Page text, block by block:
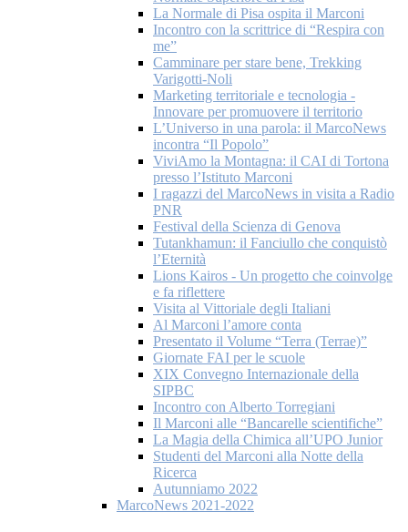
La Normale di Pisa ospita il Marconi
Incontro con la scrittrice di “Respira con
me”
Camminare per stare bene, Trekking
Varigotti-Noli
Marketing territoriale e tecnologia -
Innovare per promuovere il territorio
L’Universo in una parola: il MarcoNews
incontra “Il Popolo”
ViviAmo la Montagna: il CAI di Tortona
presso l’Istituto Marconi
I ragazzi del MarcoNews in visita a Radio
PNR
Festival della Scienza di Genova
Tutankhamun: il Fanciullo che conquistò
l’Eternità
Lions Kairos - Un progetto che coinvolge
e fa riflettere
Visita al Vittoriale degli Italiani
Al Marconi l’amore conta
Presentato il Volume “Terra (Terrae)”
Giornate FAI per le scuole
XIX Convegno Internazionale della
SIPBC
Incontro con Alberto Torregiani
Il Marconi alle “Bancarelle scientifiche”
La Magia della Chimica all’UPO Junior
Studenti del Marconi alla Notte della
Ricerca
Autunniamo 2022
MarcoNews 2021-2022